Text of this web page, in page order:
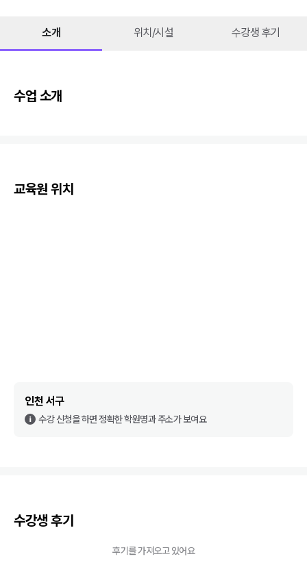
소개 위치/시설 수강생 후기
수업 소개
교육원 위치
인천 서구
수강 신청을 하면 정확한 학원명과 주소가 보여요
수강생 후기
후기를 가져오고 있어요